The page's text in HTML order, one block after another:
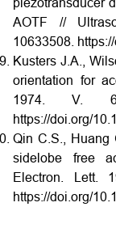
AOTF //
10633508.
Kusters J.A.,
orientation for
1974. V.
https://doi.org/
Qin C.S., Huang
sidelobe free
Electron. Lett.
https://doi.org/